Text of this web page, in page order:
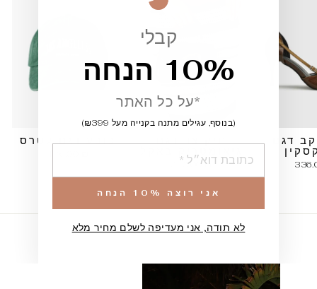
קבלי
10% הנחה
*על כל האתר
(בנוסף, עגילים מתנה בקנייה מעל ₪399)
אני רוצה 10% הנחה
לא תודה, אני מעדיפה לשלם מחיר מלא
כובע דגם לטרס
210.00 ₪
דגם